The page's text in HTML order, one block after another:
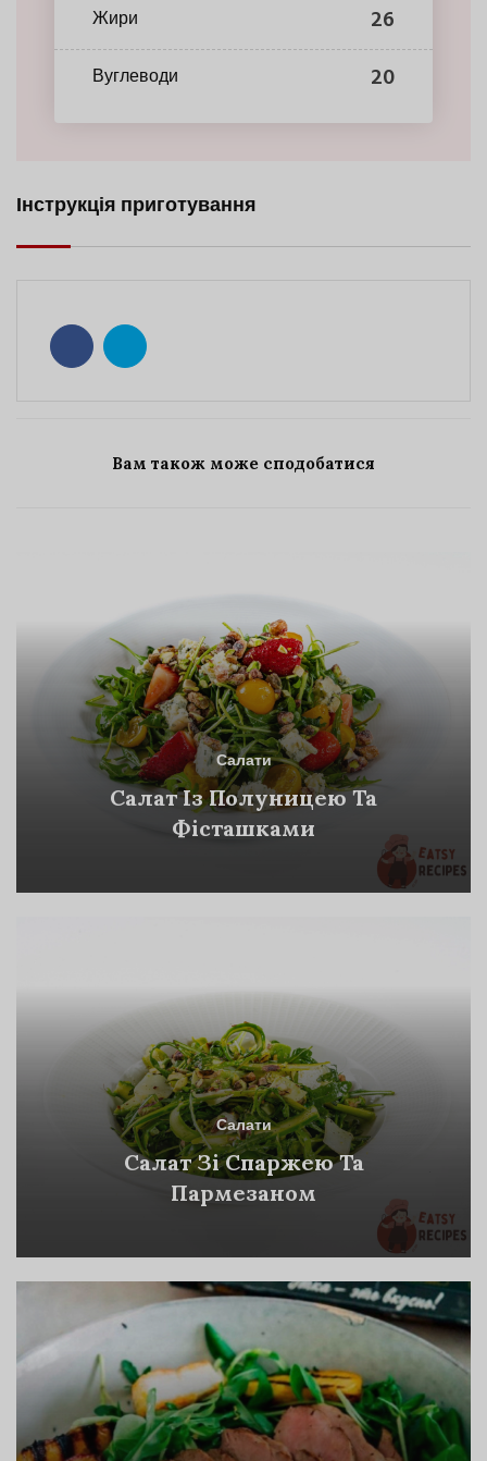
Жири 26
Вуглеводи 20
Інструкція приготування
Вам також може сподобатися
Салати
Салат Із Полуницею Та
Фісташками
Салати
Салат Зі Спаржею Та
Пармезаном